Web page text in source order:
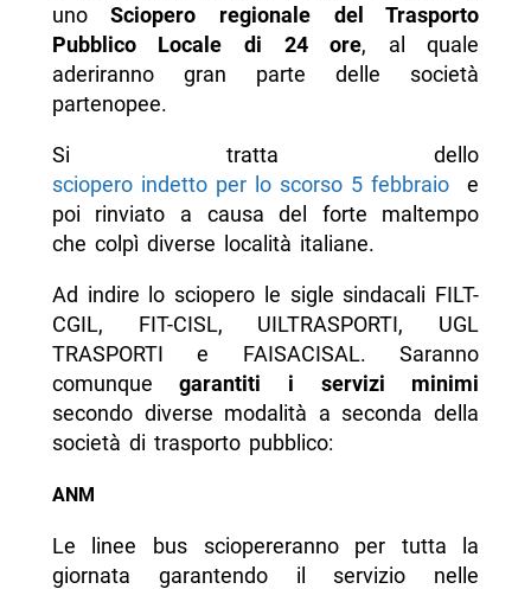
unoSciopero regionale del Trasporto
Pubblico Locale di 24 ore, al quale
aderiranno gran parte delle società
partenopee.
Si tratta dello
sciopero indetto per lo scorso 5 febbraioe
poi rinviato a causa del forte maltempo
che colpì diverse località italiane.
Ad indire lo sciopero le sigle sindacali FILT-
CGIL, FIT-CISL, UILTRASPORTI, UGL
TRASPORTI e FAISACISAL. Saranno
comunquegarantiti i servizi minimi
secondo diverse modalità a seconda della
società di trasporto pubblico:
ANM
Le linee bus sciopereranno per tutta la
giornata garantendo il servizio nelle